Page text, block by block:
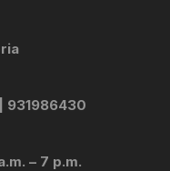
931986430
– 7 p.m.